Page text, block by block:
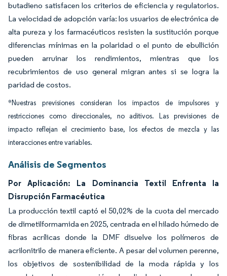
butadieno satisfacen los criterios de eficiencia y regulatorios.
La velocidad de adopción varía: los usuarios de electrónica de
alta pureza y los farmacéuticos resisten la sustitución porque
diferencias mínimas en la polaridad o el punto de ebullición
pueden arruinar los rendimientos, mientras que los
recubrimientos de uso general migran antes si se logra la
paridad de costos.
*Nuestras previsiones consideran los impactos de impulsores y
restricciones como direccionales, no aditivos. Las previsiones de
impacto reflejan el crecimiento base, los efectos de mezcla y las
interacciones entre variables.
Análisis de Segmentos
Por Aplicación: La Dominancia Textil Enfrenta la
Disrupción Farmacéutica
La producción textil captó el 50,02% de la cuota del mercado
de dimetilformamida en 2025, centrada en el hilado húmedo de
fibras acrílicas donde la DMF disuelve los polímeros de
acrilonitrilo de manera eficiente. A pesar del volumen perenne,
los objetivos de sostenibilidad de la moda rápida y los